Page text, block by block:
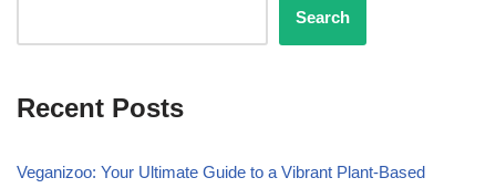
Search
Recent Posts
Veganizoo: Your Ultimate Guide to a Vibrant Plant-Based